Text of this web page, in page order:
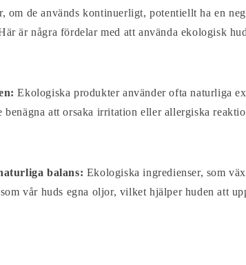
om de används kontinuerligt, potentiellt ha en
är några fördelar med att använda ekologisk
Ekologiska produkter använder ofta naturliga
benägna att orsaka irritation eller allergiska
balans: Ekologiska ingredienser, som
vår huds egna oljor, vilket hjälper huden att